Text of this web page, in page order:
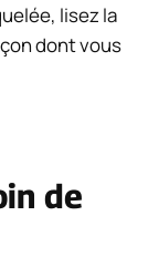
lisez la
dont vous
de